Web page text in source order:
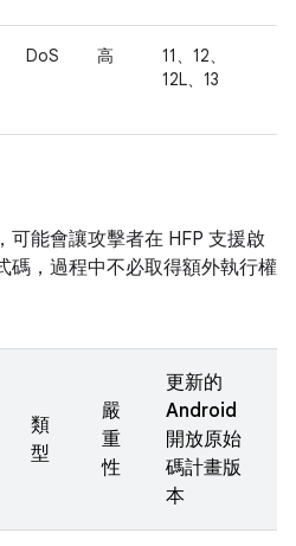
DoS 高
11、12、
12L、13
可能會讓攻擊者在 HFP 支援啟
碼，過程中不必取得額外執行權
類
型
嚴
重
性
更新的
Android
開放原始
碼計畫版
本